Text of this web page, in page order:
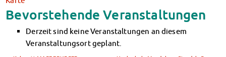
Mensa-FAQs
MensaFeedback
AnsprechpartnerInnen
Bevorstehende Veranstaltungen
Derzeit sind keine Veranstaltungen an diesem
Veranstaltungsort geplant.